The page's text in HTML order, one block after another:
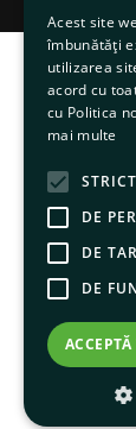
©
Acest site
îmbunătăți
utilizarea
acord cu
cu Politica
mai multe
DE
DE
DE